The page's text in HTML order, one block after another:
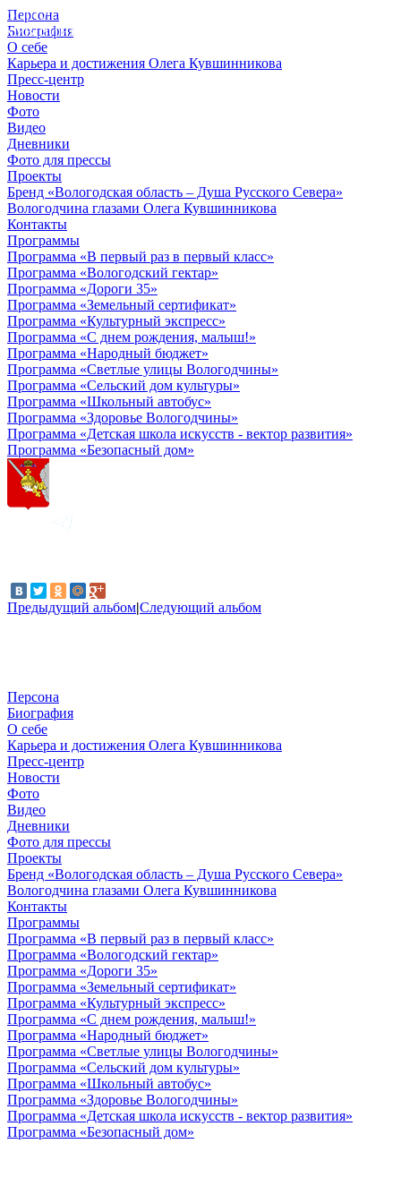
Персона
Биография
О себе
Карьера и достижения Олега Кувшинникова
Пресс-центр
Новости
Фото
Видео
Дневники
Фото для прессы
Проекты
Бренд «Вологодская область – Душа Русского Севера»
Вологодчина глазами Олега Кувшинникова
Контакты
Программы
Программа «В первый раз в первый класс»
Программа «Вологодский гектар»
Программа «Дороги 35»
Программа «Земельный сертификат»
Программа «Культурный экспресс»
Программа «С днем рождения, малыш!»
Программа «Народный бюджет»
Программа «Светлые улицы Вологодчины»
Программа «Сельский дом культуры»
Программа «Школьный автобус»
Программа «Здоровье Вологодчины»
Программа «Детская школа искусств - вектор развития»
Программа «Безопасный дом»
Предыдущий альбом|Следующий альбом
© 2012 - 2023,
КУВШИННИКОВ О.А.
Персона
Биография
О себе
Карьера и достижения Олега Кувшинникова
Пресс-центр
Новости
Фото
Видео
Дневники
Фото для прессы
Проекты
Бренд «Вологодская область – Душа Русского Севера»
Вологодчина глазами Олега Кувшинникова
Контакты
Программы
Программа «В первый раз в первый класс»
Программа «Вологодский гектар»
Программа «Дороги 35»
Программа «Земельный сертификат»
Программа «Культурный экспресс»
Программа «С днем рождения, малыш!»
Программа «Народный бюджет»
Программа «Светлые улицы Вологодчины»
Программа «Сельский дом культуры»
Программа «Школьный автобус»
Программа «Здоровье Вологодчины»
Программа «Детская школа искусств - вектор развития»
Программа «Безопасный дом»